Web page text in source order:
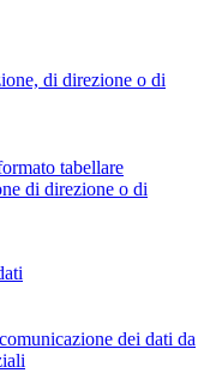
di direzione o di
tabellare
di direzione o di
dei dati da